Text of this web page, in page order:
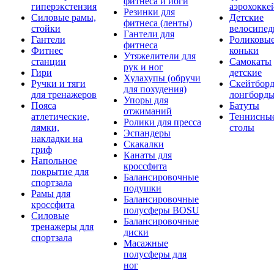
гиперэкстензия
Силовые рамы,
стойки
Гантели
Фитнес
станции
Гири
Ручки и тяги
для тренажеров
Пояса
атлетические,
лямки,
накладки на
гриф
Напольное
покрытие для
спортзала
Рамы для
кроссфита
Силовые
тренажеры для
спортзала
Резинки для
фитнеса (ленты)
Гантели для
фитнеса
Утяжелители для
рук и ног
Хулахупы (обручи
для похудения)
Упоры для
отжиманий
Ролики для пресса
Эспандеры
Скакалки
Канаты для
кроссфита
Балансировочные
подушки
Балансировочные
полусферы BOSU
Балансировочные
диски
Масажные
полусферы для
ног
Детские
коньки
Самокаты
детские
Батуты
столы